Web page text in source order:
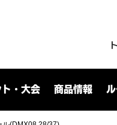
・大会 商品情報